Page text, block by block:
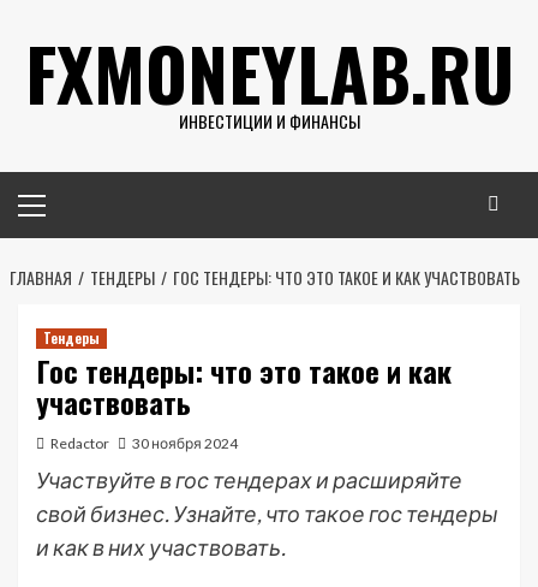
содержимому
FXMONEYLAB.RU
ИНВЕСТИЦИИ И ФИНАНСЫ
меню
ГЛАВНАЯ ТЕНДЕРЫ ГОС ТЕНДЕРЫ: ЧТО ЭТО ТАКОЕ И КАК УЧАСТВОВАТЬ
Тендеры
Гос тендеры: что это такое и как
участвовать
Redactor 30 ноября 2024
Участвуйте в гос тендерах и расширяйте
свой бизнес. Узнайте, что такое гос тендеры
и как в них участвовать.